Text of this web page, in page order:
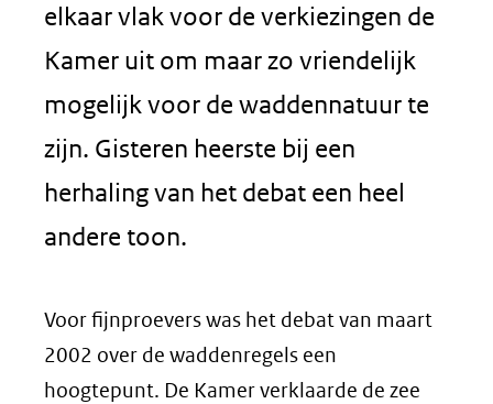
elkaar vlak voor de verkiezingen de
Kamer uit om maar zo vriendelijk
mogelijk voor de waddennatuur te
zijn. Gisteren heerste bij een
herhaling van het debat een heel
andere toon.
Voor fijnproevers was het debat van maart
2002 over de waddenregels een
hoogtepunt. De Kamer verklaarde de zee